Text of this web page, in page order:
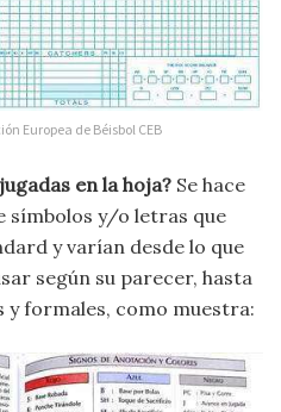
Europea de Béisbol CEB
en la hoja? Se hace
símbolos y/o letras que
y varían desde lo que
según su parecer, hasta
formales, como muestra: